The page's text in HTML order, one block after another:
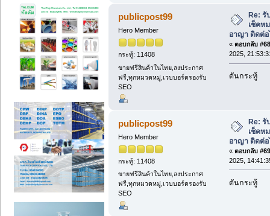
publicpost99
Hero Member
กระทู้: 11408
ขายฟรีสินค้าในไทย,ลงประกาศ
ฟรี,ทุกหมวดหมู่,เวบบอร์ดรองรับ
SEO
Re: รั
เช็คห
อาญา ติดต่อ
« ตอบกลับ
2025,
ดันกระทู้
publicpost99
Hero Member
กระทู้: 11408
ขายฟรีสินค้าในไทย,ลงประกาศ
ฟรี,ทุกหมวดหมู่,เวบบอร์ดรองรับ
SEO
Re: รั
เช็คห
อาญา ติดต่อ
« ตอบกลับ
2025,
ดันกระทู้